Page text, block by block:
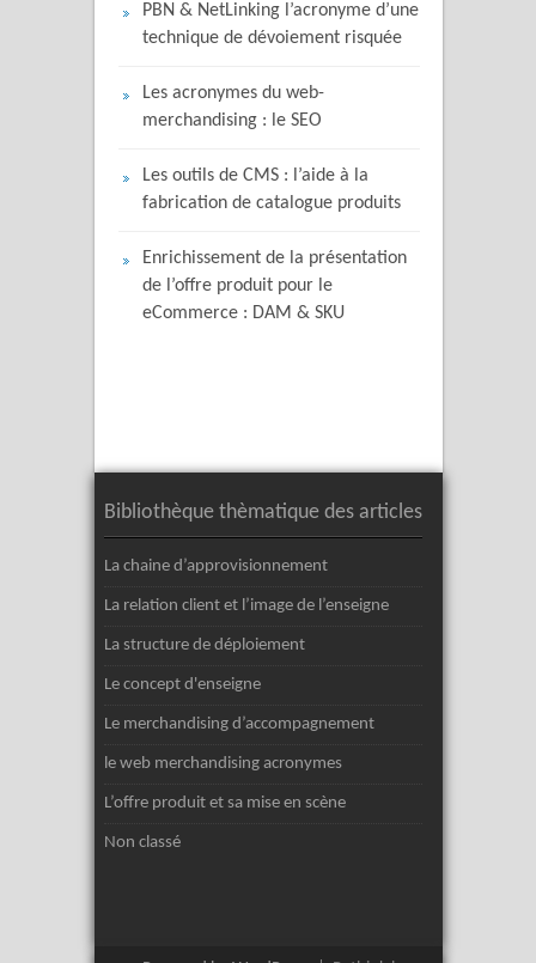
PBN & NetLinking l’acronyme d’une
technique de dévoiement risquée
Les acronymes du web-
merchandising : le SEO
Les outils de CMS : l’aide à la
fabrication de catalogue produits
Enrichissement de la présentation
de l’offre produit pour le
eCommerce : DAM & SKU
Bibliothèque thèmatique des articles
La chaine d’approvisionnement
La relation client et l’image de l’enseigne
La structure de déploiement
Le concept d'enseigne
Le merchandising d’accompagnement
le web merchandising acronymes
L’offre produit et sa mise en scène
Non classé